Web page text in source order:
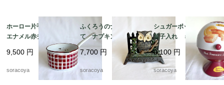
ホーロー片手鍋 白
エナメル赤チェック
ダミエ BB社 19kw
m11
9,500 円
soracoya
ふくろうのナプキンた
て ナプキンスタン
ド ナプキンホルダ
ー アイアン 鉄製
レターラック 12twet6
7,700 円
soracoya
シュガーポット型 お
菓子入れ ミニフィナ
ンシェオレンジの缶
ビスキュイテリエ・
ド・ブルゴーニュ マ
ドレーヌ広告 12kwe
9,100円
soracoya